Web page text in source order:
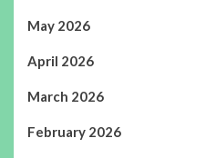
May 2026
April 2026
March 2026
February 2026